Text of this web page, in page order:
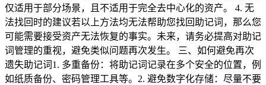
仅适用于部分场景，且不适用于完全去中心化的资产。 4. 无
法找回时的建议若以上方法均无法帮助您找回助记词，那么您
可能需要接受资产无法恢复的事实。未来，请务必提高对助记
词管理的重视，避免类似问题再次发生。 三、如何避免再次
遗失助记词1. 多重备份：将助记词记录在多个安全的位置，例
如纸质备份、密码管理工具等。2. 避免数字化存储：尽量不要